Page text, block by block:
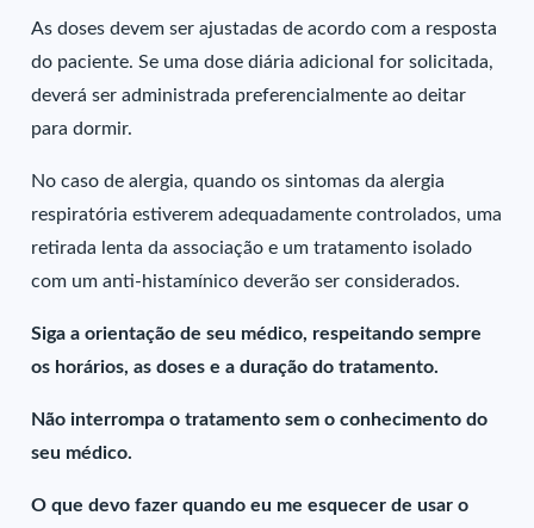
As doses devem ser ajustadas de acordo com a resposta
do paciente. Se uma dose diária adicional for solicitada,
deverá ser administrada preferencialmente ao deitar
para dormir.
No caso de alergia, quando os sintomas da alergia
respiratória estiverem adequadamente controlados, uma
retirada lenta da associação e um tratamento isolado
com um anti-histamínico deverão ser considerados.
Siga a orientação de seu médico, respeitando sempre
os horários, as doses e a duração do tratamento.
Não interrompa o tratamento sem o conhecimento do
seu médico.
O que devo fazer quando eu me esquecer de usar o